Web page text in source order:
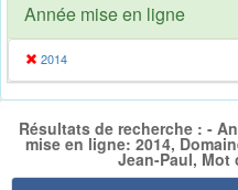
Année mise en ligne
2014
Résultats de recherche : -
mise en ligne: 2014,
Jean-Paul,